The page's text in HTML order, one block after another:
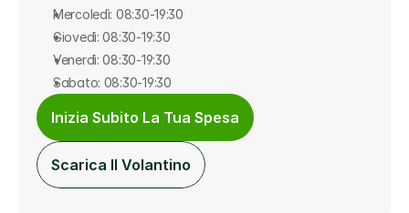
Mercoledì: 08:30-19:30
Giovedì: 08:30-19:30
Venerdì: 08:30-19:30
Sabato: 08:30-19:30
Inizia Subito La Tua Spesa
Scarica Il Volantino